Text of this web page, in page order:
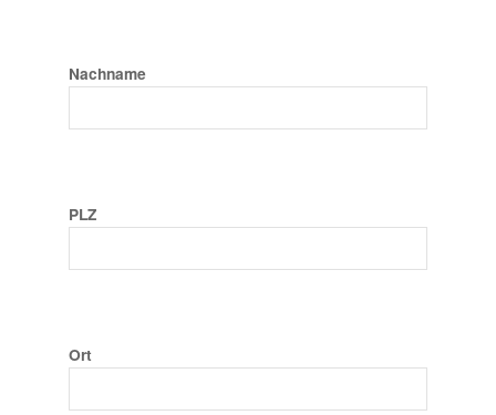
Nachname
PLZ
Ort